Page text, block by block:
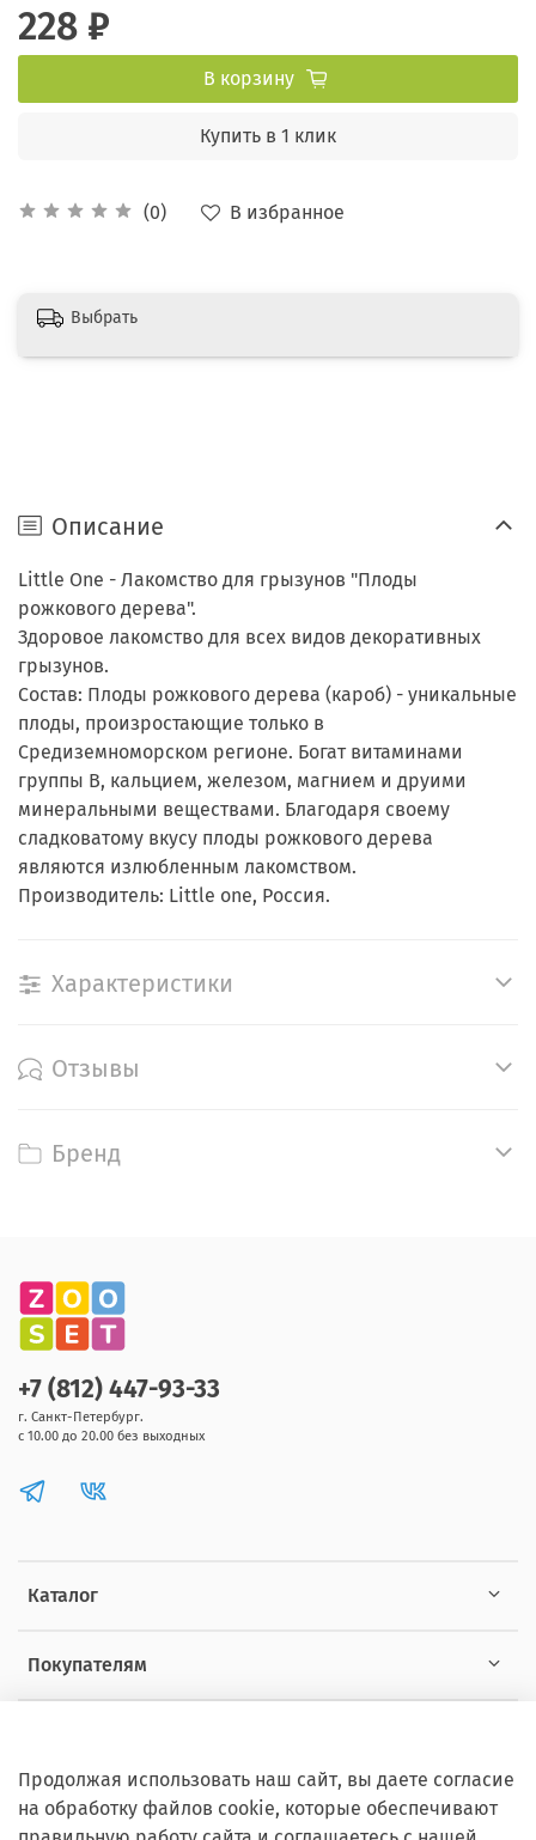
(0) В избранное
228 ₽
В корзину
Купить в 1 клик
Выбрать
Описание
Little One - Лакомство для грызунов "Плоды
рожкового дерева".
Здоровое лакомство для всех видов декоративных
грызунов.
Состав: Плоды рожкового дерева (кароб) - уникальные
плоды, произростающие только в
Средиземноморском регионе. Богат витаминами
группы В, кальцием, железом, магнием и друими
минеральными веществами. Благодаря своему
сладковатому вкусу плоды рожкового дерева
являются излюбленным лакомством.
Производитель: Little one, Россия.
Характеристики
Отзывы
Бренд
Каталог
Покупателям
+7 (812) 447-93-33
г. Санкт-Петербург.
с 10.00 до 20.00 без выходных
Продолжая использовать наш сайт, вы даете согласие
на обработку файлов cookie, которые обеспечивают